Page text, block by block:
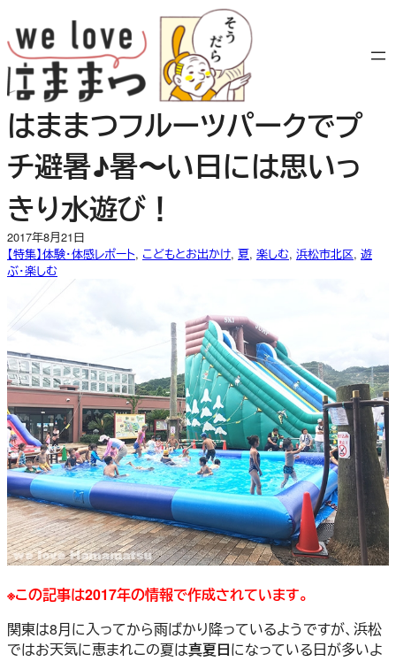
容
を
ス
キ
ッ
プ
はままつフルーツパークでプ
チ避暑♪暑〜い日には思いっ
きり水遊び！
2017年8月21日
【特集】体験・体感レポート, こどもとお出かけ, 夏, 楽しむ, 浜松市北区, 遊
ぶ・楽しむ
※この記事は2017年の情報で作成されています。
関東は8月に入ってから雨ばかり降っているようですが、浜松
ではお天気に恵まれこの夏は真夏日になっている日が多いよ